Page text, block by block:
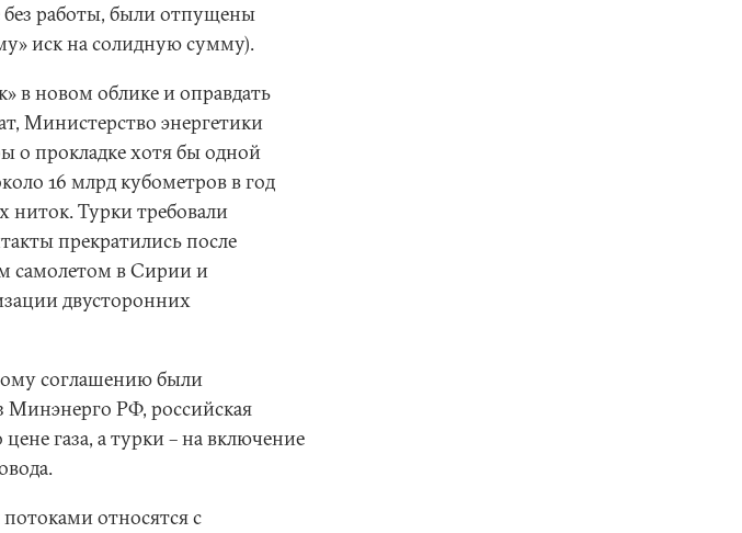
работы, были отпущены
иск на солидную сумму).
в новом облике и оправдать
Министерство энергетики
о прокладке хотя бы одной
16 млрд кубометров в год
ниток. Турки требовали
прекратились после
самолетом в Сирии и
двусторонних
соглашению были
РФ, российская
газа, а турки – на включение
относятся с